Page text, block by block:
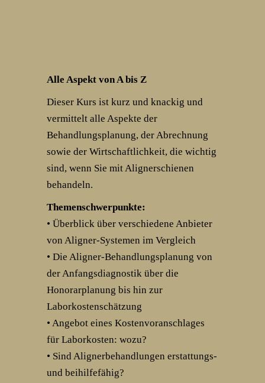
Alle Aspekt von A bis Z
Dieser Kurs ist kurz und knackig und
vermittelt alle Aspekte der
Behandlungsplanung, der Abrechnung
sowie der Wirtschaftlichkeit, die wichtig
sind, wenn Sie mit Alignerschienen
behandeln.
Themenschwerpunkte:
• Überblick über verschiedene Anbieter
von Aligner-Systemen im Vergleich
• Die Aligner-Behandlungsplanung von
der Anfangsdiagnostik über die
Honorarplanung bis hin zur
Laborkostenschätzung
• Angebot eines Kostenvoranschlages
für Laborkosten: wozu?
• Sind Alignerbehandlungen erstattungs-
und beihilfefähig?